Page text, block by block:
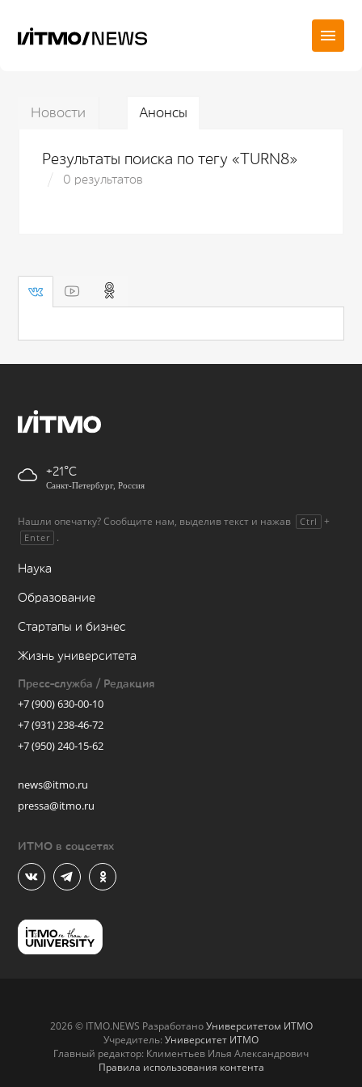
Новости Анонсы
Результаты поиска по тегу «TURN8»
0 результатов
+21
Санкт-Петербург, Россия
Нашли опечатку? Сообщите нам, выделив текст и нажав Ctrl +
Enter .
Наука
Образование
Стартапы и бизнес
Жизнь университета
Пресс-служба / Редакция
+7 (900) 630-00-10
+7 (931) 238-46-72
+7 (950) 240-15-62
news@itmo.ru
pressa@itmo.ru
ИТМО в соцсетях
2026 © ITMO.NEWS РазработаноУниверситетом ИТМО
Учредитель: Университет ИТМО
Главный редактор: Климентьев Илья Александрович
Правила использования контента